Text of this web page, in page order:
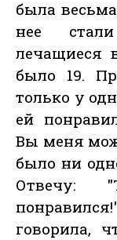
была
нее
лечащиеся
было 19.
только у
ей
Вы меня
было ни
Отвечу:
говорила,